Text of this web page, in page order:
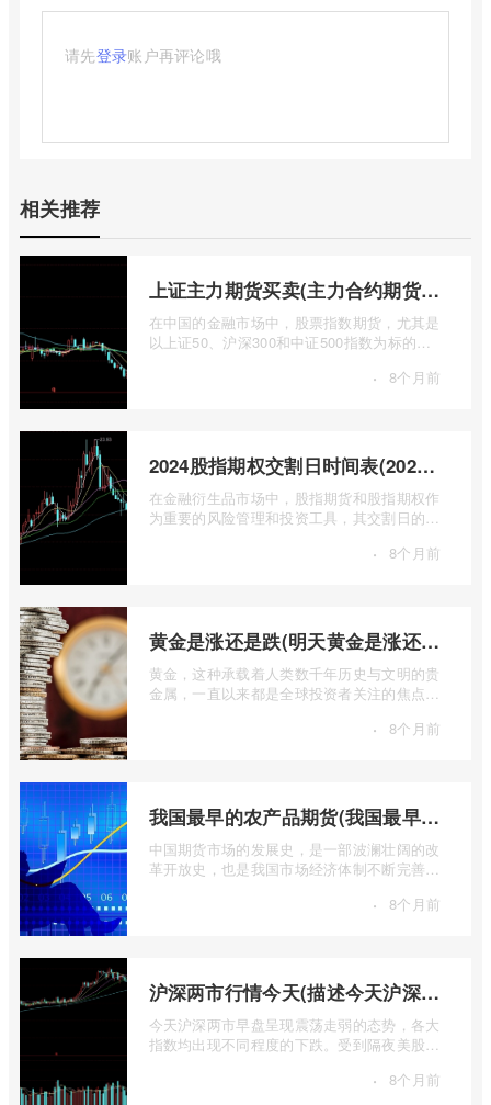
请先登录账户再评论哦
相关推荐
上证主力期货买卖(主力合约期货市场大盘)
在中国的金融市场中，股票指数期货，尤其是
以上证50、沪深300和中证500指数为标的的
· 8个月前
2024股指期权交割日时间表(2024股指期货交割日)
在金融衍生品市场中，股指期货和股指期权作
为重要的风险管理和投资工具，其交割日的设
· 8个月前
黄金是涨还是跌(明天黄金是涨还是跌)
黄金，这种承载着人类数千年历史与文明的贵
金属，一直以来都是全球投资者关注的焦点。
· 8个月前
我国最早的农产品期货(我国最早的农产品期货交易合约的品种是)
中国期货市场的发展史，是一部波澜壮阔的改
革开放史，也是我国市场经济体制不断完善的
· 8个月前
沪深两市行情今天(描述今天沪深两市早盘交易情况)
今天沪深两市早盘呈现震荡走弱的态势，各大
指数均出现不同程度的下跌。受到隔夜美股下
· 8个月前